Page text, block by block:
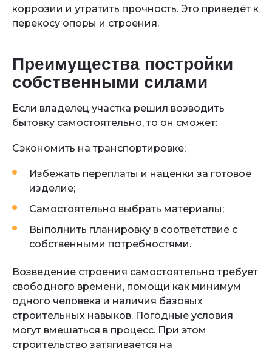
коррозии и утратить прочность. Это приведёт к
перекосу опоры и строения.
Преимущества постройки
собственными силами
Если владелец участка решил возводить
бытовку самостоятельно, то он сможет:
Сэкономить на транспортировке;
Избежать переплаты и наценки за готовое
изделие;
Самостоятельно выбрать материалы;
Выполнить планировку в соответствие с
собственными потребностями.
Возведение строения самостоятельно требует
свободного времени, помощи как минимум
одного человека и наличия базовых
строительных навыков. Погодные условия
могут вмешаться в процесс. При этом
строительство затягивается на